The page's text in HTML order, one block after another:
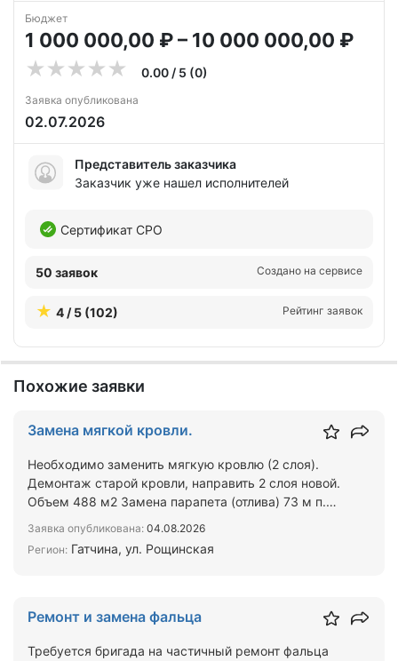
Бюджет
1 000 000,00 ₽ – 10 000 000,00 ₽
0.00 / 5 (0)
Заявка опубликована
02.07.2026
Представитель заказчика
Заказчик уже нашел исполнителей
Сертификат СРО
50 заявок Создано на сервисе
4 / 5 (102) Рейтинг заявок
Похожие заявки
Замена мягкой кровли.
Необходимо заменить мягкую кровлю (2 слоя).
Демонтаж старой кровли, направить 2 слоя новой.
Объем 488 м2 Замена парапета (отлива) 73 м п.
Заявка опубликована: 04.08.2026
Регион: Гатчина, ул. Рощинская
Ремонт и замена фальца
Требуется бригада на частичный ремонт фальца